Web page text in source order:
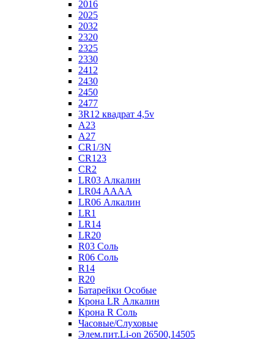
2016
2025
2032
2320
2325
2330
2412
2430
2450
2477
3R12 квадрат 4,5v
A23
A27
CR1/3N
CR123
CR2
LR03 Алкалин
LR04 AAAA
LR06 Алкалин
LR1
LR14
LR20
R03 Соль
R06 Соль
R14
R20
Батарейки Особые
Крона LR Алкалин
Крона R Соль
Часовые/Слуховые
Элем.пит.Li-on 26500,14505